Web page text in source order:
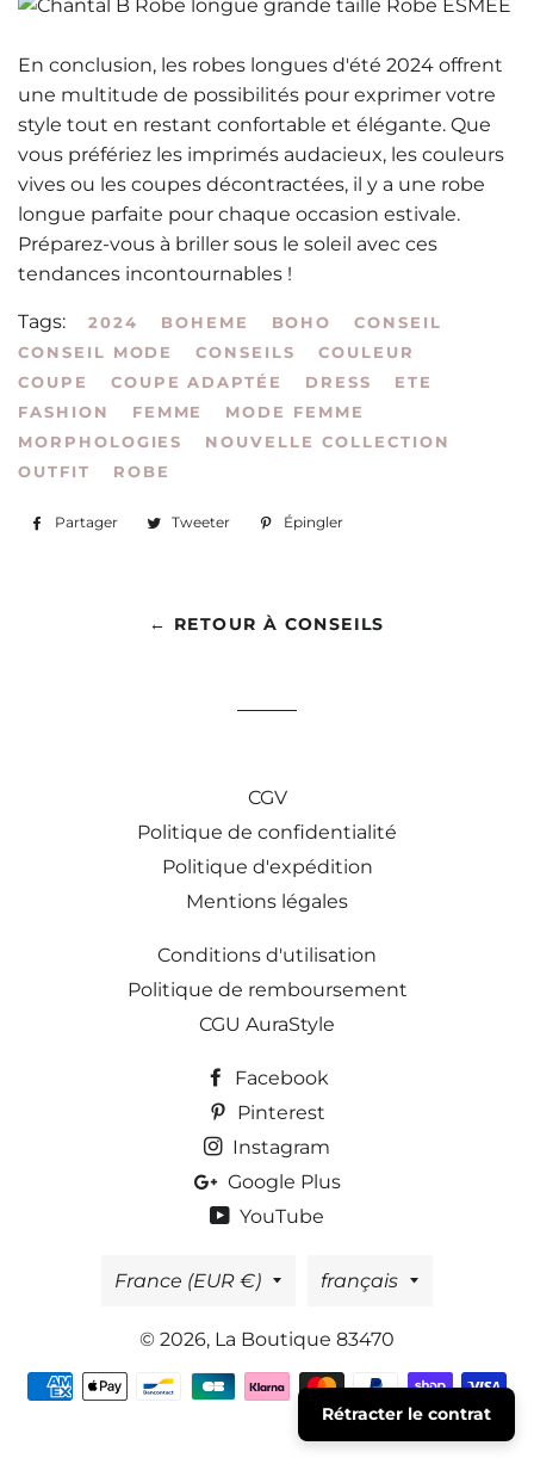
En conclusion, les robes longues d'été 2024 offrent
une multitude de possibilités pour exprimer votre
style tout en restant confortable et élégante. Que
vous préfériez les imprimés audacieux, les couleurs
vives ou les coupes décontractées, il y a une robe
longue parfaite pour chaque occasion estivale.
Préparez-vous à briller sous le soleil avec ces
tendances incontournables !
Tags: 2024 BOHEME BOHO
CONSEIL
CONSEIL MODE
CONSEILS
COULEUR
COUPE
COUPE ADAPTÉE DRESS
ETE
FASHION
FEMME
MODE FEMME
MORPHOLOGIES
NOUVELLE COLLECTION
OUTFIT
ROBE
Partager
PartagerTweeter
TweeterÉpingler
← RETOUR À CONSEILS
CGV
Politique de confidentialité
Politique d'expédition
Mentions légales
Conditions d'utilisation
Politique de remboursement
CGU AuraStyle
Facebook
Pinterest
Instagram
Google Plus
YouTube
Pays/région
France (EUR €) Langue
français
© 2026, La Boutique 83470
Moyens
paiement
Rétracter le contrat